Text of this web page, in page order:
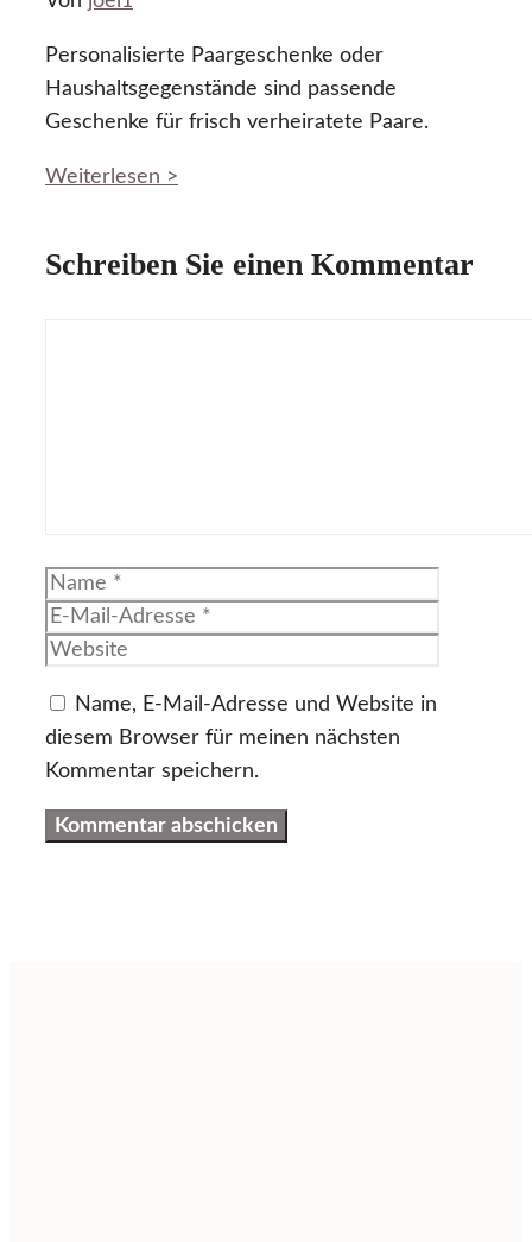
Personalisierte Paargeschenke oder
Haushaltsgegenstände sind passende
Geschenke für frisch verheiratete Paare.
Weiterlesen >
Schreiben Sie einen Kommentar
Name
Name, E-Mail-Adresse und Website in
diesem Browser für meinen nächsten
Kommentar speichern.